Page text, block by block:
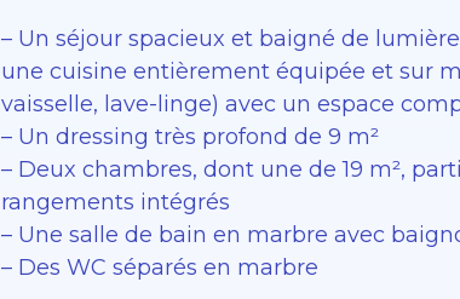
– Un séjour spacieux et baigné de
une cuisine entièrement équipée et sur
vaisselle, lave-linge) avec un espace
– Un dressing très profond de 9 m²
– Deux chambres, dont une de 19 m²,
rangements intégrés
– Une salle de bain en marbre avec
– Des WC séparés en marbre